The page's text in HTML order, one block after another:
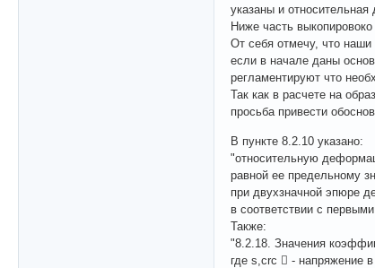
указаны и
Ниже часть
От себя отмечу, что
если в начале даны
регламентируют что
Так как в расчете на
просьба привести
В пункте 8.2.10 указано:
"относительную
равной ее предельному
при двухзначной эпюре
в соответствии с
Также:
"8.2.18. Значения
где s,crc  - напряжение